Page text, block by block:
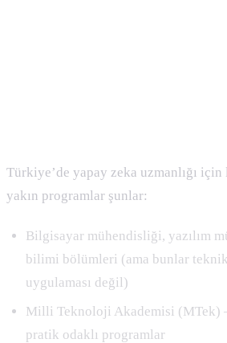
Türkiye’de yapay zeka uzmanlığı
yakın programlar şunlar:
Bilgisayar mühendisliği, yazılım
bilimi bölümleri (ama bunlar teknik
uygulaması değil)
Milli Teknoloji Akademisi (MTek)
pratik odaklı programlar